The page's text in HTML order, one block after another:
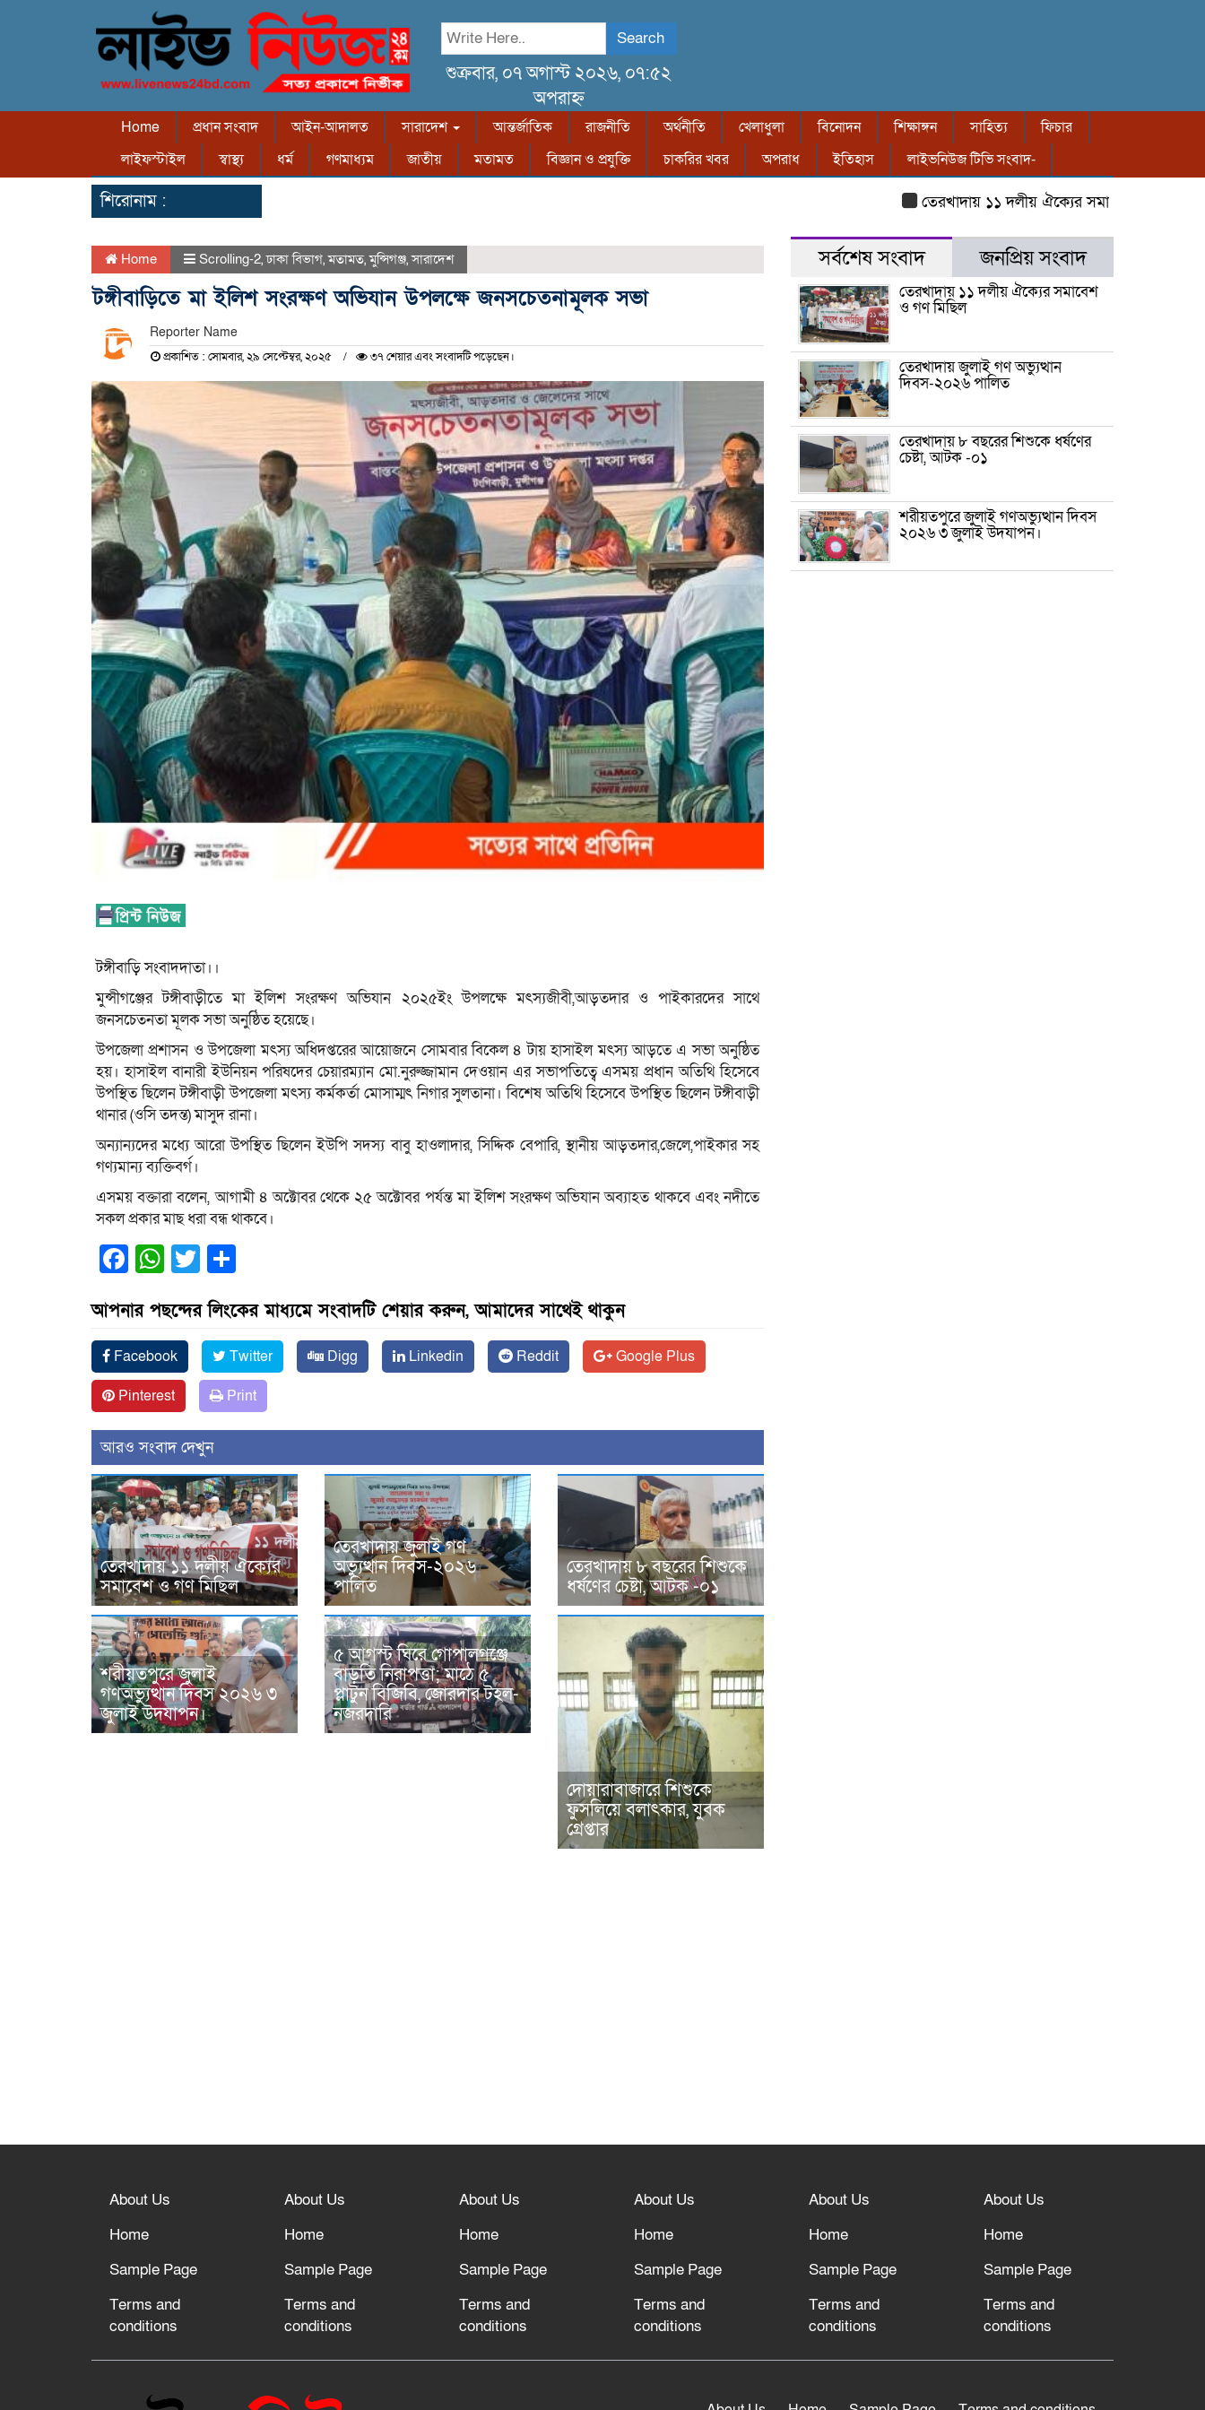
Search
শুক্রবার, ০৭ অগাস্ট ২০২৬, ০৭:৫২
অপরাহ্ন
Home প্রধান সংবাদ আইন-আদালত সারাদেশ আন্তর্জাতিক রাজনীতি অর্থনীতি খেলাধুলা বিনোদন শিক্ষাঙ্গন সাহিত্য
ফিচার
লাইফস্টাইল
স্বাস্থ্য ধর্ম গণমাধ্যম জাতীয় মতামত বিজ্ঞান ও প্রযুক্তি চাকরির খবর অপরাধ ইতিহাস লাইভনিউজ টিভি সংবাদ-
শিরোনাম : তেরখাদায় ১১ দলীয় ঐক্যের সমাবেশ ও গণ মিছিল
Home Scrolling-2,ঢাকা বিভাগ,মতামত,মুন্সিগঞ্জ,সারাদেশ
টঙ্গীবাড়িতে মা ইলিশ সংরক্ষণ অভিযান উপলক্ষে জনসচেতনামূলক সভা
Reporter Name
প্রকাশিত : সোমবার, ২৯ সেপ্টেম্বর, ২০২৫ ৩৭ শেয়ার এবং সংবাদটি পড়েছেন।
টঙ্গীবাড়ি সংবাদদাতা।।
মুন্সীগঞ্জের টঙ্গীবাড়ীতে মা ইলিশ সংরক্ষণ অভিযান ২০২৫ইং উপলক্ষে মৎস্যজীবী,আড়তদার ও পাইকারদের সাথে
জনসচেতনতা মূলক সভা অনুষ্ঠিত হয়েছে।
উপজেলা প্রশাসন ও উপজেলা মৎস্য অধিদপ্তরের আয়োজনে সোমবার বিকেল ৪ টায় হাসাইল মৎস্য আড়তে এ সভা অনুষ্ঠিত
হয়। হাসাইল বানারী ইউনিয়ন পরিষদের চেয়ারম্যান মো.নুরুজ্জামান দেওয়ান এর সভাপতিত্বে এসময় প্রধান অতিথি হিসেবে
উপস্থিত ছিলেন টঙ্গীবাড়ী উপজেলা মৎস্য কর্মকর্তা মোসাম্মৎ নিগার সুলতানা। বিশেষ অতিথি হিসেবে উপস্থিত ছিলেন টঙ্গীবাড়ী
থানার (ওসি তদন্ত) মাসুদ রানা।
অন্যান্যদের মধ্যে আরো উপস্থিত ছিলেন ইউপি সদস্য বাবু হাওলাদার, সিদ্দিক বেপারি, স্থানীয় আড়তদার,জেলে,পাইকার সহ
গণ্যমান্য ব্যক্তিবর্গ।
এসময় বক্তারা বলেন, আগামী ৪ অক্টোবর থেকে ২৫ অক্টোবর পর্যন্ত মা ইলিশ সংরক্ষণ অভিযান অব্যাহত থাকবে এবং নদীতে
সকল প্রকার মাছ ধরা বন্ধ থাকবে।
Facebook
WhatsApp
Twitter
আপনার পছন্দের লিংকের মাধ্যমে সংবাদটি শেয়ার করুন, আমাদের সাথেই থাকুন
Facebook Twitter Digg Linkedin Reddit
Google Plus
Pinterest
Print
আরও সংবাদ দেখুন
তেরখাদায় ১১ দলীয় ঐক্যের
সমাবেশ ও গণ মিছিল
তেরখাদায় জুলাই গণ
অভ্যুত্থান দিবস-২০২৬
পালিত
তেরখাদায় ৮ বছরের শিশুকে
ধর্ষণের চেষ্টা, আটক -০১
শরীয়তপুরে জুলাই
গণঅভ্যুত্থান দিবস ২০২৬ ৩
জুলাই উদযাপন।
৫ আগস্ট ঘিরে গোপালগঞ্জে
বাড়তি নিরাপত্তা; মাঠে ৫
প্লাটুন বিজিবি, জোরদার টহল-
নজরদারি
দোয়ারাবাজারে শিশুকে
ফুসলিয়ে বলাৎকার, যুবক
গ্রেপ্তার
সর্বশেষ সংবাদ জনপ্রিয় সংবাদ
তেরখাদায় ১১ দলীয় ঐক্যের সমাবেশ
ও গণ মিছিল
তেরখাদায় জুলাই গণ অভ্যুত্থান
দিবস-২০২৬ পালিত
তেরখাদায় ৮ বছরের শিশুকে ধর্ষণের
চেষ্টা, আটক -০১
শরীয়তপুরে জুলাই গণঅভ্যুত্থান দিবস
২০২৬ ৩ জুলাই উদযাপন।
About Us
Home
Sample Page
Terms and
conditions
About Us
Home
Sample Page
Terms and
conditions
About Us
Home
Sample Page
Terms and
conditions
About Us
Home
Sample Page
Terms and
conditions
About Us
Home
Sample Page
Terms and
conditions
About Us
Home
Sample Page
Terms and
conditions